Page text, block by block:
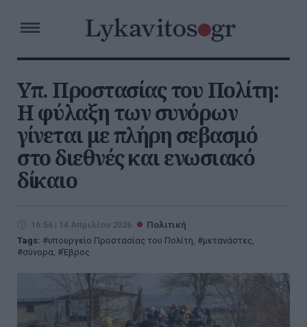
Yπ. Προστασίας του Πολίτη:
Η φύλαξη των συνόρων
γίνεται με πλήρη σεβασμό
στο διεθνές και ενωσιακό
δίκαιο
16:56 | 14 Απριλίου 2026
Πολιτική
Tags:
υπουργείο Προστασίας του Πολίτη, μετανάστες,
σύνορα, Έβρος